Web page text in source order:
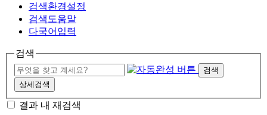
검색환경설정
검색도움말
다국어입력
검색
검색
상세검색
결과 내 재검색